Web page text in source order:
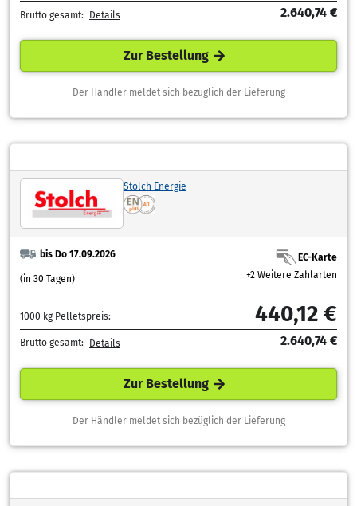
Brutto gesamt: Details 2.640,74 €
Zur Bestellung
Der Händler meldet sich bezüglich der Lieferung
Stolch Energie
bis Do 17.09.2026
(in 30 Tagen)
EC-Karte
+2 Weitere Zahlarten
1000 kg Pelletspreis: 440,12 €
Brutto gesamt: Details 2.640,74 €
Zur Bestellung
Der Händler meldet sich bezüglich der Lieferung